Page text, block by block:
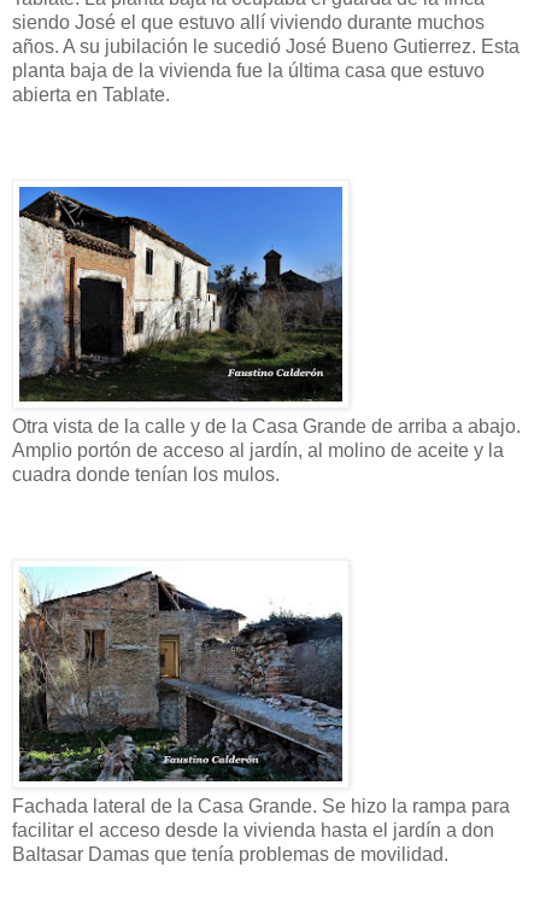
siendo José el que estuvo allí viviendo durante muchos
años. A su jubilación le sucedió José Bueno Gutierrez. Esta
planta baja de la vivienda fue la última casa que estuvo
abierta en Tablate.
Otra vista de la calle y de la Casa Grande de arriba a abajo.
Amplio portón de acceso al jardín, al molino de aceite y la
cuadra donde tenían los mulos.
Fachada lateral de la Casa Grande. Se hizo la rampa para
facilitar el acceso desde la vivienda hasta el jardín a don
Baltasar Damas que tenía problemas de movilidad.